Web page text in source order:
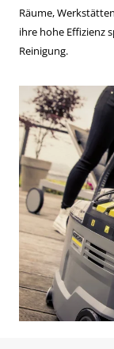
Räume,
ihre hohe Effizienz
Reinigung.